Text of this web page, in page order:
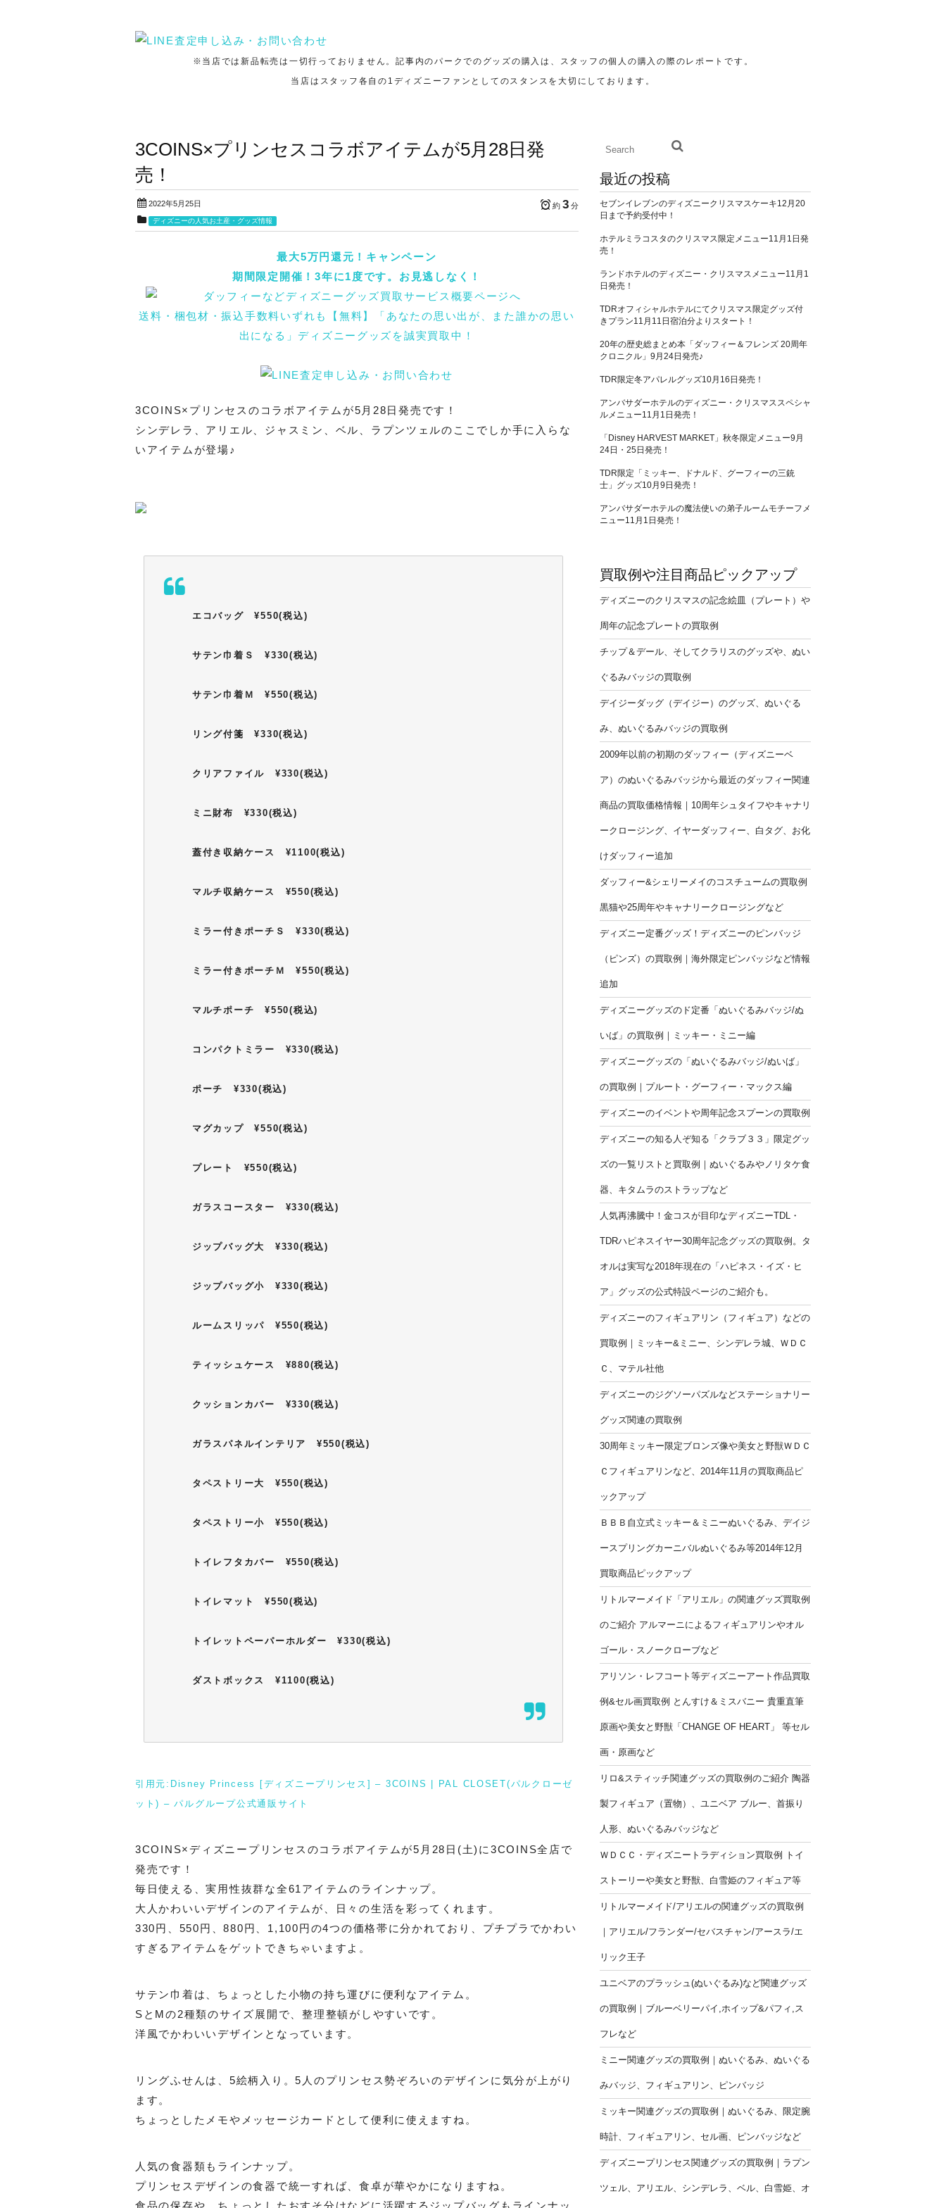
※当店では新品転売は一切行っておりません。記事内のパークでのグッズの購入は、スタッフの個人の購入の際のレポートです。
当店はスタッフ各自の1ディズニーファンとしてのスタンスを大切にしております。
3COINS×プリンセスコラボアイテムが5月28日発
売！
2022年5月25日 約 3 分
ディズニーの人気お土産・グッズ情報
最大5万円還元！キャンペーン
期間限定開催！3年に1度です。お見逃しなく！
送料・梱包材・振込手数料いずれも【無料】「あなたの思い出が、また誰かの思い
出になる」ディズニーグッズを誠実買取中！
3COINS×プリンセスのコラボアイテムが5月28日発売です！
シンデレラ、アリエル、ジャスミン、ベル、ラプンツェルのここでしか手に入らな
いアイテムが登場♪
エコバッグ ¥550(税込)
サテン巾着Ｓ ¥330(税込)
サテン巾着Ｍ ¥550(税込)
リング付箋 ¥330(税込)
クリアファイル ¥330(税込)
ミニ財布 ¥330(税込)
蓋付き収納ケース ¥1100(税込)
マルチ収納ケース ¥550(税込)
ミラー付きポーチＳ ¥330(税込)
ミラー付きポーチＭ ¥550(税込)
マルチポーチ ¥550(税込)
コンパクトミラー ¥330(税込)
ポーチ ¥330(税込)
マグカップ ¥550(税込)
プレート ¥550(税込)
ガラスコースター ¥330(税込)
ジップバッグ大 ¥330(税込)
ジップバッグ小 ¥330(税込)
ルームスリッパ ¥550(税込)
ティッシュケース ¥880(税込)
クッションカバー ¥330(税込)
ガラスパネルインテリア ¥550(税込)
タペストリー大 ¥550(税込)
タペストリー小 ¥550(税込)
トイレフタカバー ¥550(税込)
トイレマット ¥550(税込)
トイレットペーパーホルダー ¥330(税込)
ダストボックス ¥1100(税込)
引用元:Disney Princess [ディズニープリンセス] – 3COINS | PAL CLOSET(パルクローゼ
ット) – パルグループ公式通販サイト
3COINS×ディズニープリンセスのコラボアイテムが5月28日(土)に3COINS全店で
発売です！
毎日使える、実用性抜群な全61アイテムのラインナップ。
大人かわいいデザインのアイテムが、日々の生活を彩ってくれます。
330円、550円、880円、1,100円の4つの価格帯に分かれており、プチプラでかわい
すぎるアイテムをゲットできちゃいますよ。
サテン巾着は、ちょっとした小物の持ち運びに便利なアイテム。
SとMの2種類のサイズ展開で、整理整頓がしやすいです。
洋風でかわいいデザインとなっています。
リングふせんは、5絵柄入り。5人のプリンセス勢ぞろいのデザインに気分が上がり
ます。
ちょっとしたメモやメッセージカードとして便利に使えますね。
人気の食器類もラインナップ。
プリンセスデザインの食器で統一すれば、食卓が華やかになりますね。
最近の投稿
セブンイレブンのディズニークリスマスケーキ12月20
日まで予約受付中！
ホテルミラコスタのクリスマス限定メニュー11月1日発
売！
ランドホテルのディズニー・クリスマスメニュー11月1
日発売！
TDRオフィシャルホテルにてクリスマス限定グッズ付
きプラン11月11日宿泊分よりスタート！
20年の歴史総まとめ本「ダッフィー＆フレンズ 20周年
クロニクル」9月24日発売♪
TDR限定冬アパレルグッズ10月16日発売！
アンバサダーホテルのディズニー・クリスマススペシャ
ルメニュー11月1日発売！
「Disney HARVEST MARKET」秋冬限定メニュー9月
24日・25日発売！
TDR限定「ミッキー、ドナルド、グーフィーの三銃
士」グッズ10月9日発売！
アンバサダーホテルの魔法使いの弟子ルームモチーフメ
ニュー11月1日発売！
買取例や注目商品ピックアップ
ディズニーのクリスマスの記念絵皿（プレート）や
周年の記念プレートの買取例
チップ＆デール、そしてクラリスのグッズや、ぬい
ぐるみバッジの買取例
デイジーダッグ（デイジー）のグッズ、ぬいぐる
み、ぬいぐるみバッジの買取例
2009年以前の初期のダッフィー（ディズニーベ
ア）のぬいぐるみバッジから最近のダッフィー関連
商品の買取価格情報｜10周年シュタイフやキャナリ
ークロージング、イヤーダッフィー、白タグ、お化
けダッフィー追加
ダッフィー&シェリーメイのコスチュームの買取例
黒猫や25周年やキャナリークロージングなど
ディズニー定番グッズ！ディズニーのピンバッジ
（ピンズ）の買取例｜海外限定ピンバッジなど情報
追加
ディズニーグッズのド定番「ぬいぐるみバッジ/ぬ
いば」の買取例｜ミッキー・ミニー編
ディズニーグッズの「ぬいぐるみバッジ/ぬいば」
の買取例｜プルート・グーフィー・マックス編
ディズニーのイベントや周年記念スプーンの買取例
ディズニーの知る人ぞ知る「クラブ３３」限定グッ
ズの一覧リストと買取例｜ぬいぐるみやノリタケ食
器、キタムラのストラップなど
人気再沸騰中！金コスが目印なディズニーTDL・
TDRハピネスイヤー30周年記念グッズの買取例。タ
オルは実写な2018年現在の「ハピネス・イズ・ヒ
ア」グッズの公式特設ページのご紹介も。
ディズニーのフィギュアリン（フィギュア）などの
買取例｜ミッキー&ミニー、シンデレラ城、ＷＤＣ
Ｃ、マテル社他
ディズニーのジグソーパズルなどステーショナリー
グッズ関連の買取例
30周年ミッキー限定ブロンズ像や美女と野獣ＷＤＣ
Ｃフィギュアリンなど、2014年11月の買取商品ピ
ックアップ
ＢＢＢ自立式ミッキー＆ミニーぬいぐるみ、デイジ
ースプリングカーニバルぬいぐるみ等2014年12月
買取商品ピックアップ
リトルマーメイド「アリエル」の関連グッズ買取例
のご紹介 アルマーニによるフィギュアリンやオル
ゴール・スノークローブなど
アリソン・レフコート等ディズニーアート作品買取
例&セル画買取例 とんすけ＆ミスバニー 貴重直筆
原画や美女と野獣「CHANGE OF HEART」 等セル
画・原画など
リロ&スティッチ関連グッズの買取例のご紹介 陶器
製フィギュア（置物）、ユニベア ブルー、首振り
人形、ぬいぐるみバッジなど
ＷＤＣＣ・ディズニートラディション買取例 トイ
ストーリーや美女と野獣、白雪姫のフィギュア等
リトルマーメイド/アリエルの関連グッズの買取例
｜アリエル/フランダー/セバスチャン/アースラ/エ
リック王子
ユニベアのプラッシュ(ぬいぐるみ)など関連グッズ
の買取例｜ブルーベリーパイ,ホイップ&パフィ,ス
フレなど
ミニー関連グッズの買取例｜ぬいぐるみ、ぬいぐる
みバッジ、フィギュアリン、ピンバッジ
ミッキー関連グッズの買取例｜ぬいぐるみ、限定腕
時計、フィギュアリン、セル画、ピンバッジなど
ディズニープリンセス関連グッズの買取例｜ラプン
ツェル、アリエル、シンデレラ、ベル、白雪姫、オ